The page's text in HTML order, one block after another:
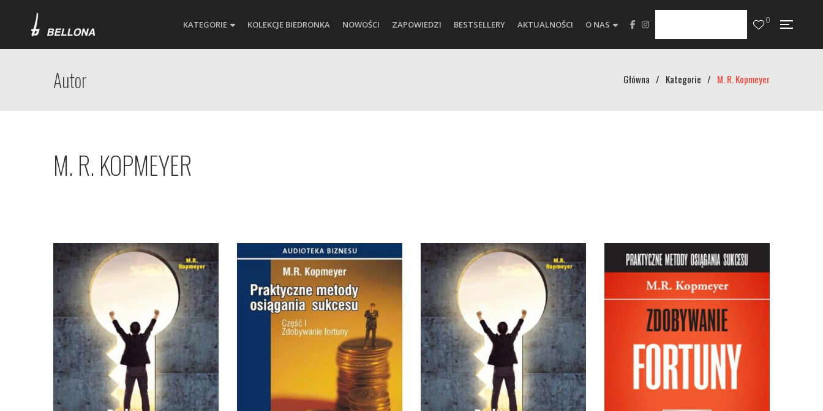
KATEGORIE KOLEKCJE BIEDRONKA NOWOŚCI ZAPOWIEDZI BESTSELLERY AKTUALNOŚCI O NAS 0
Autor Główna / Kategorie / M. R. Kopmeyer
M. R. KOPMEYER